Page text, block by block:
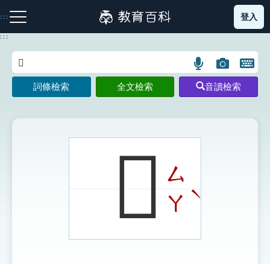
到
主
:::
注音索引圖示 筆畫索引圖示 部首索引表圖示
登入
:::
語
言
搜
示
圖
片
搜
開
鍵
圖
詞條檢索 全文檢索 音讀檢索
𧞁ㄙ
ㄚˋ